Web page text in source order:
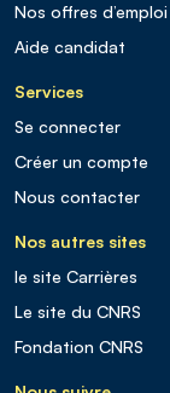
Nos offres d’emploi
Aide candidat
Services
Se connecter
Créer un compte
Nous contacter
Nos autres sites
le site Carrières
Le site du CNRS
Fondation CNRS